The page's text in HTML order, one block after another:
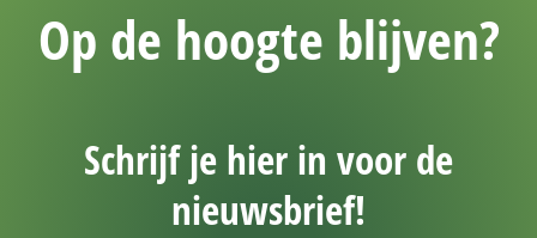
Op de hoogte blijven?
Schrijf je hier in voor de
nieuwsbrief!